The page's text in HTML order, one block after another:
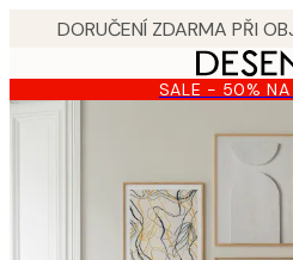
content.
SALE - 50% NA